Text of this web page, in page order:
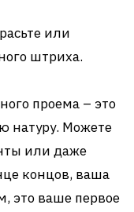
или
штриха.
проема – это
натуру. Можете
или даже
концов, ваша
это ваше первое